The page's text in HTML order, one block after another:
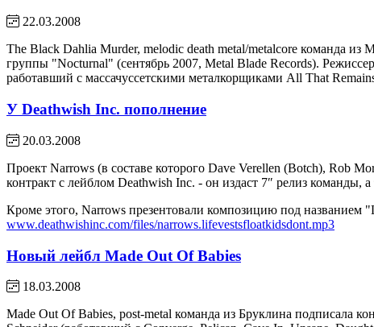
22.03.2008
The Black Dahlia Murder, melodic death metal/metalcore команда
группы "Nocturnal" (сентябрь 2007, Metal Blade Records).
работавший с массачуссетскими металкорщиками All That
У Deathwish Inc. пополнение
20.03.2008
Проект Narrows (в составе которого Dave Verellen (Botch), Rob
контракт с лейблом Deathwish Inc. - он издаст 7″ релиз
Кроме этого, Narrows презентовали композицию под
www.deathwishinc.com/files/narrows.lifevestsfloatkidsdont.mp3
Новый лейбл Made Out Of Babies
18.03.2008
Made Out Of Babies, post-metal команда из Бруклина подписала